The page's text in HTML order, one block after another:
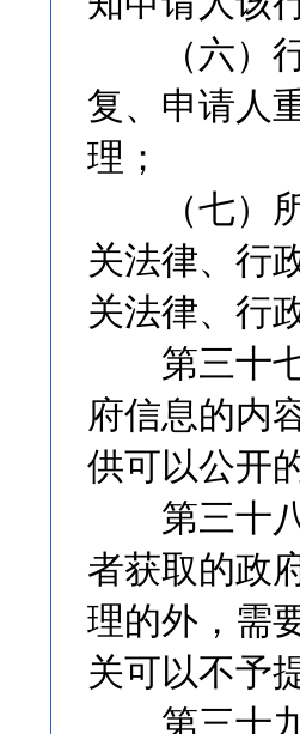
（六）行
复、申请人
理；
（七）所
关法律、行
关法律、行
第三十七
府信息的内
供可以公开
第三十八
者获取的政
理的外，需
关可以不予
第三十九